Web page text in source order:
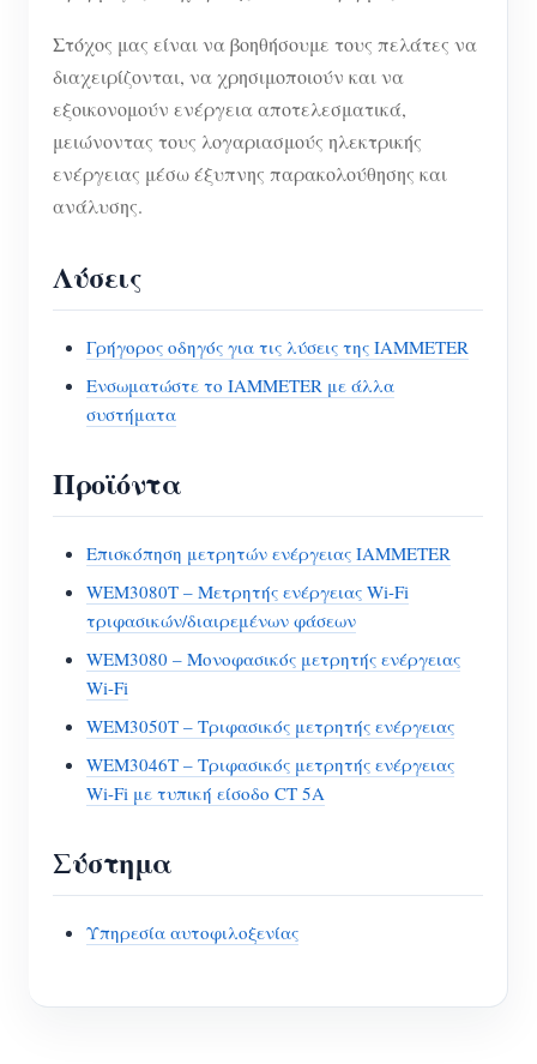
Στόχος μας είναι να βοηθήσουμε τους πελάτες να
διαχειρίζονται, να χρησιμοποιούν και να
εξοικονομούν ενέργεια αποτελεσματικά,
μειώνοντας τους λογαριασμούς ηλεκτρικής
ενέργειας μέσω έξυπνης παρακολούθησης και
ανάλυσης.
Λύσεις
Γρήγορος οδηγός για τις λύσεις της IAMMETER
Ενσωματώστε το IAMMETER με άλλα
συστήματα
Προϊόντα
Επισκόπηση μετρητών ενέργειας IAMMETER
WEM3080T – Μετρητής ενέργειας Wi-Fi
τριφασικών/διαιρεμένων φάσεων
WEM3080 – Μονοφασικός μετρητής ενέργειας
Wi-Fi
WEM3050T – Τριφασικός μετρητής ενέργειας
WEM3046T – Τριφασικός μετρητής ενέργειας
Wi-Fi με τυπική είσοδο CT 5A
Σύστημα
Υπηρεσία αυτοφιλοξενίας